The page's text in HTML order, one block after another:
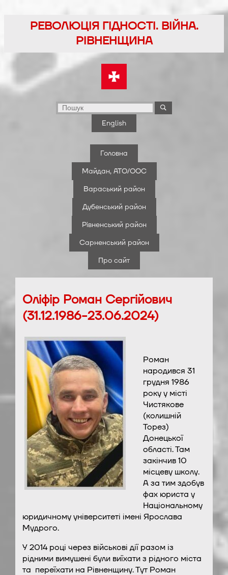
РЕВОЛЮЦІЯ ГІДНОСТІ. ВІЙНА.
РІВНЕНЩИНА
English
Головна
Майдан, АТО/ООС
Вараський район
Дубенський район
Рівненський район
Сарненський район
Про сайт
Оліфір Роман Сергійович
(31.12.1986-23.06.2024)
Роман
народився 31
грудня 1986
року у місті
Чистякове
(колишній
Торез)
Донецької
області. Там
закінчив 10
місцеву школу.
А за тим здобув
фах юриста у
Національному
юридичному університеті імені Ярослава
Мудрого.
У 2014 році через військові дії разом із
рідними вимушені були виїхати з рідного міста
та переїхати на Рівненщину. Тут Роман